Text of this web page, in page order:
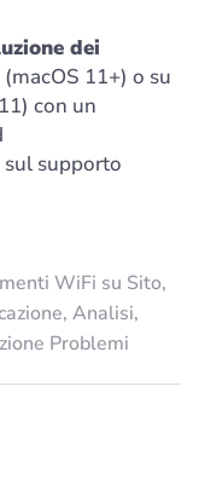
dei
11+) o su
con un
sul supporto
WiFi su Sito,
Analisi,
Problemi